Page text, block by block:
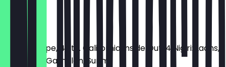
12,90 €
1 Miso-Suppe, 4 stk. California Inside Out, 4 Nigiri: Lachs,
Thunfisch, Garnelen, Surimi